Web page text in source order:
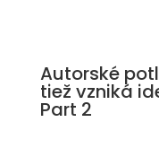
Autorské
tiež vzniká
Part 2